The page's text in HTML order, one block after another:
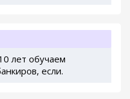
лет обучаем
если.